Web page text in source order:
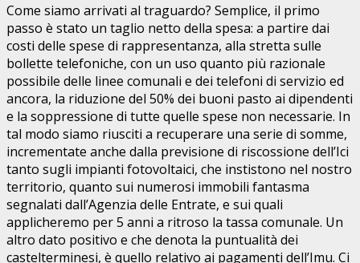
Come siamo arrivati al traguardo? Semplice, il primo
passo è stato un taglio netto della spesa: a partire dai
costi delle spese di rappresentanza, alla stretta sulle
bollette telefoniche, con un uso quanto più razionale
possibile delle linee comunali e dei telefoni di servizio ed
ancora, la riduzione del 50% dei buoni pasto ai dipendenti
e la soppressione di tutte quelle spese non necessarie. In
tal modo siamo riusciti a recuperare una serie di somme,
incrementate anche dalla previsione di riscossione dell’Ici
tanto sugli impianti fotovoltaici, che instistono nel nostro
territorio, quanto sui numerosi immobili fantasma
segnalati dall’Agenzia delle Entrate, e sui quali
applicheremo per 5 anni a ritroso la tassa comunale. Un
altro dato positivo e che denota la puntualità dei
castelterminesi, è quello relativo ai pagamenti dell’Imu. Ci